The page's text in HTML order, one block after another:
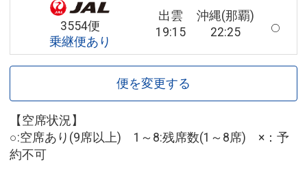
3554便
乗継便あり
出雲
19:15
沖縄(那覇)
22:25
便を変更する
【空席状況】
○:空席あり(9席以上) 1～8:残席数(1～8席) ×：予
約不可